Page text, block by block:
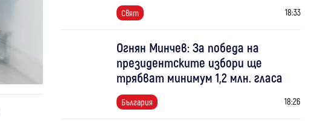
Свят 18:33
Огнян Минчев: За победа на
президентските избори ще
трябват минимум 1,2 млн. гласа
България 18:26